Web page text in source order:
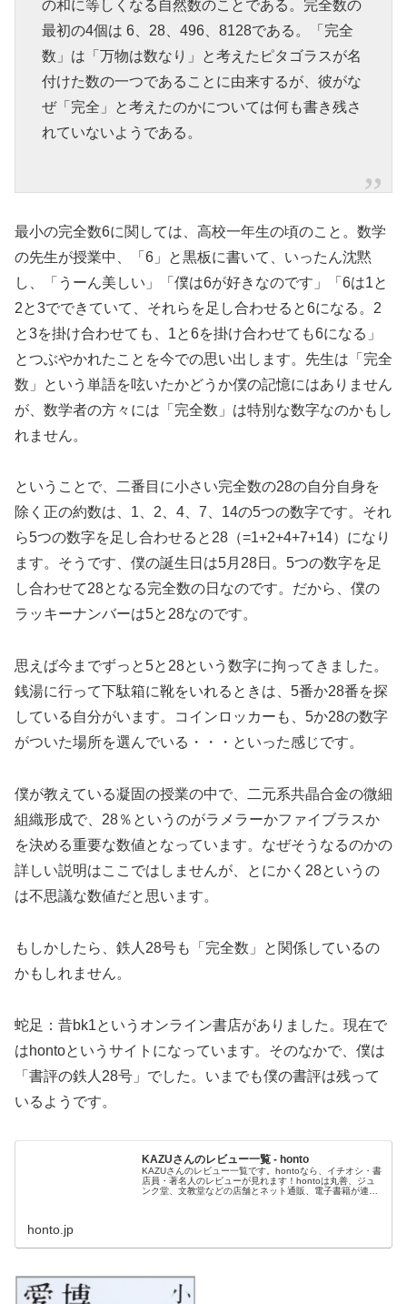
の和に等しくなる自然数のことである。完全数の
最初の4個は 6、28、496、8128である。「完全
数」は「万物は数なり」と考えたピタゴラスが名
付けた数の一つであることに由来するが、彼がな
ぜ「完全」と考えたのかについては何も書き残さ
れていないようである。
最小の完全数6に関しては、高校一年生の頃のこと。数学
の先生が授業中、「6」と黒板に書いて、いったん沈黙
し、「うーん美しい」「僕は6が好きなのです」「6は1と
2と3でできていて、それらを足し合わせると6になる。2
と3を掛け合わせても、1と6を掛け合わせても6になる」
とつぶやかれたことを今での思い出します。先生は「完全
数」という単語を呟いたかどうか僕の記憶にはありません
が、数学者の方々には「完全数」は特別な数字なのかもし
れません。
ということで、二番目に小さい完全数の28の自分自身を
除く正の約数は、1、2、4、7、14の5つの数字です。それ
ら5つの数字を足し合わせると28（=1+2+4+7+14）になり
ます。そうです、僕の誕生日は5月28日。5つの数字を足
し合わせて28となる完全数の日なのです。だから、僕の
ラッキーナンバーは5と28なのです。
思えば今までずっと5と28という数字に拘ってきました。
銭湯に行って下駄箱に靴をいれるときは、5番か28番を探
している自分がいます。コインロッカーも、5か28の数字
がついた場所を選んでいる・・・といった感じです。
僕が教えている凝固の授業の中で、二元系共晶合金の微細
組織形成で、28％というのがラメラーかファイブラスか
を決める重要な数値となっています。なぜそうなるのかの
詳しい説明はここではしませんが、とにかく28というの
は不思議な数値だと思います。
もしかしたら、鉄人28号も「完全数」と関係しているの
かもしれません。
蛇足：昔bk1というオンライン書店がありました。現在で
はhontoというサイトになっています。そのなかで、僕は
「書評の鉄人28号」でした。いまでも僕の書評は残って
いるようです。
KAZUさんのレビュー一覧 - honto
KAZUさんのレビュー一覧です。hontoなら、イチオシ・書
店員・著名人のレビューが見れます！hontoは丸善、ジュ
ンク堂、文教堂などの店舗とネット通販、電子書籍が連動
honto.jp